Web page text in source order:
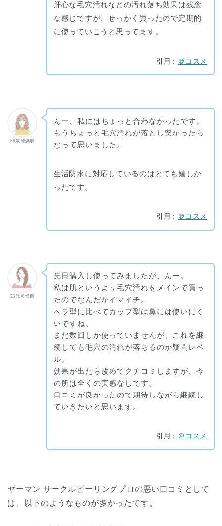
肝心な毛穴汚れなどの汚れ落ち効果は残念
な感じですが、せっかく買ったので定期的
に使っていこうと思ってます。
引用： ＠コスメ
56歳 乾燥肌
んー、私にはちょっと合わなかったです。
もうちょっと毛穴汚れが落とし安かったら
なって思いました。
生活防水に対応しているのはとても嬉しか
ったです。
引用： ＠コスメ
25歳 乾燥肌
先日購入し使ってみましたが、んー。
私は肌というより毛穴汚れをメインで買っ
たのでなんだかイマイチ。
ヘラ型に比べてカップ型は鼻には使いにく
いですね。
まだ数回しか使っていませんが、これを継
続しても毛穴の汚れが落ちるのか疑問レベ
ル。
効果が出たら改めてクチコミしますが、今
の所は全くの実感なしです。
口コミが良かったので期待しながら継続し
ていきたいと思います。
引用： ＠コスメ
ヤーマン サークルピーリングプロの悪い口コミとして
は、以下のようなものが多かったです。